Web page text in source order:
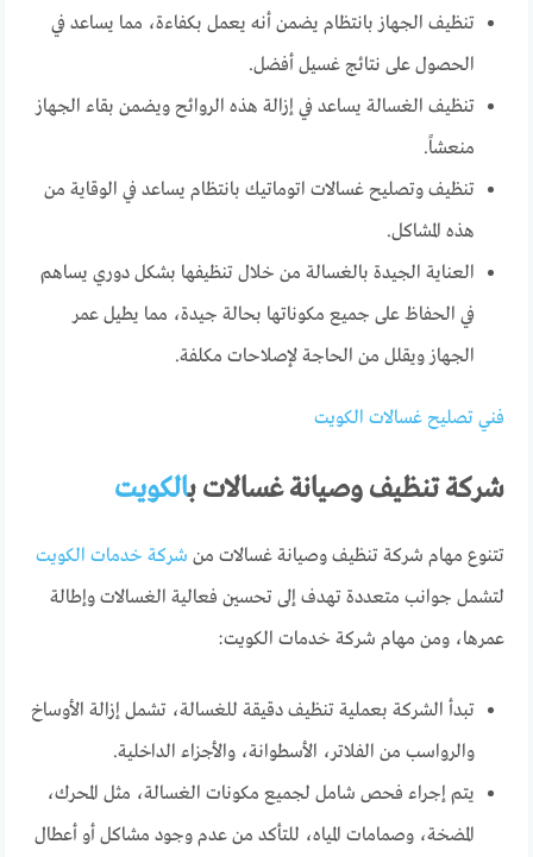
تنظيف الجهاز بانتظام يضمن أنه يعمل بكفاءة، مما يساعد في
الحصول على نتائج غسيل أفضل.
تنظيف الغسالة يساعد في إزالة هذه الروائح ويضمن بقاء الجهاز
منعشاً.
تنظيف وتصليح غسالات اتوماتيك بانتظام يساعد في الوقاية من
هذه المشاكل.
العناية الجيدة بالغسالة من خلال تنظيفها بشكل دوري يساهم
في الحفاظ على جميع مكوناتها بحالة جيدة، مما يطيل عمر
الجهاز ويقلل من الحاجة لإصلاحات مكلفة.
فني تصليح غسالات الكويت
شركة تنظيف وصيانة غسالاتبالكويت
تتنوع مهام شركة تنظيف وصيانة غسالات من شركة خدمات الكويت
لتشمل جوانب متعددة تهدف إلى تحسين فعالية الغسالات وإطالة
عمرها، ومن مهام شركة خدمات الكويت:
تبدأ الشركة بعملية تنظيف دقيقة للغسالة، تشمل إزالة الأوساخ
والرواسب من الفلاتر، الأسطوانة، والأجزاء الداخلية.
يتم إجراء فحص شامل لجميع مكونات الغسالة، مثل المحرك،
المضخة، وصمامات المياه، للتأكد من عدم وجود مشاكل أو أعطال